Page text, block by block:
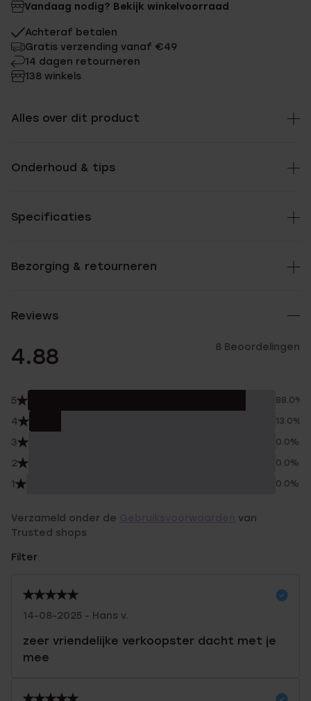
Vandaag nodig? Bekijk winkelvoorraad
Achteraf betalen
Gratis verzending vanaf €49
14 dagen retourneren
138 winkels
Alles over dit product
Onderhoud & tips
Specificaties
Bezorging & retourneren
Reviews
4.88 8 Beoordelingen
5 88.0%
4 13.0%
3 0.0%
2 0.0%
1 0.0%
Verzameld onder de
van
Trusted shops
Filter
14-08-2025 - Hans v.
zeer vriendelijke verkoopster dacht met je
mee